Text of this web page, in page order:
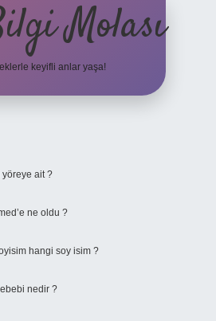
Molası
keyifli anlar yaşa!
yöreye ait ?
ne oldu ?
hangi soy isim ?
nedir ?